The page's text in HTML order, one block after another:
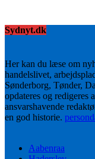
Sydnyt.dk
Her kan du læse om
handelslivet,
Sønderborg, Tønder,
opdateres og redigeres
ansvarshavende
en god historie.
Aabenraa